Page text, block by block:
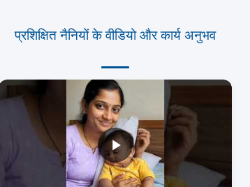
प्रशिक्षित नैनियों के वीडियो और कार्य अनुभव